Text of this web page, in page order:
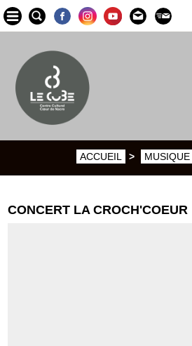
ACCUEIL > MUSIQUE
CONCERT LA CROCH'COEUR